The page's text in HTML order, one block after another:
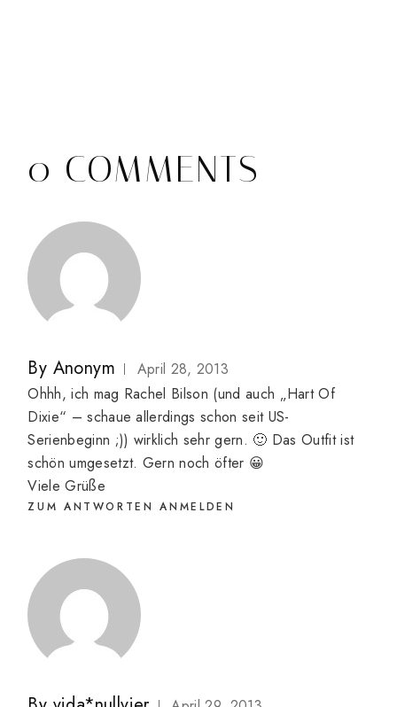
0 COMMENTS
By Anonym
April 28, 2013
Ohhh, ich mag Rachel Bilson (und auch „Hart Of
Dixie“ – schaue allerdings schon seit US-
Serienbeginn ;)) wirklich sehr gern. 🙂 Das Outfit ist
schön umgesetzt. Gern noch öfter 😀
Viele Grüße
ZUM ANTWORTEN ANMELDEN